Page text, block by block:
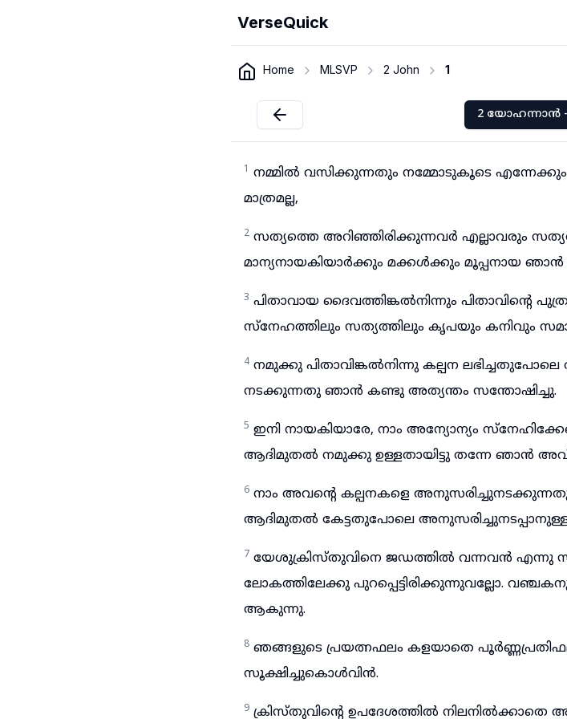
VerseQuick
Home MLSVP 2 John 1
2 യോഹന്നാൻ -
1 നമ്മിൽ വസിക്കുന്നതും നമ്മോടുകൂടെ
മാത്രമല്ല,
2 സത്യത്തെ അറിഞ്ഞിരിക്കുന്നവർ എല്ലാവരും
മാന്യനായകിയാർക്കും മക്കൾക്കും മൂപ്പനായ
3 പിതാവായ ദൈവത്തിങ്കൽനിന്നും പിതാവിന്റെ
സ്നേഹത്തിലും സത്യത്തിലും കൃപയും കനിവും
4 നമുക്കു പിതാവിങ്കൽനിന്നു കല്പന
നടക്കുന്നതു ഞാൻ കണ്ടു അത്യന്തം സന്തോഷിച്ചു.
5 ഇനി നായകിയാരേ, നാം അന്യോന്യം
ആദിമുതൽ നമുക്കു ഉള്ളതായിട്ടു തന്നേ ഞാൻ
6 നാം അവന്റെ കല്പനകളെ
ആദിമുതൽ കേട്ടതുപോലെ അനുസരിച്ചുനടപ്പാനുള്ള
7 യേശുക്രിസ്തുവിനെ ജഡത്തിൽ വന്നവൻ എന്നു
ലോകത്തിലേക്കു പുറപ്പെട്ടിരിക്കുന്നുവല്ലോ.
ആകുന്നു.
8 ഞങ്ങളുടെ പ്രയത്നഫലം കളയാതെ
സൂക്ഷിച്ചുകൊൾവിൻ.
9 ക്രിസ്തുവിന്റെ ഉപദേശത്തിൽ